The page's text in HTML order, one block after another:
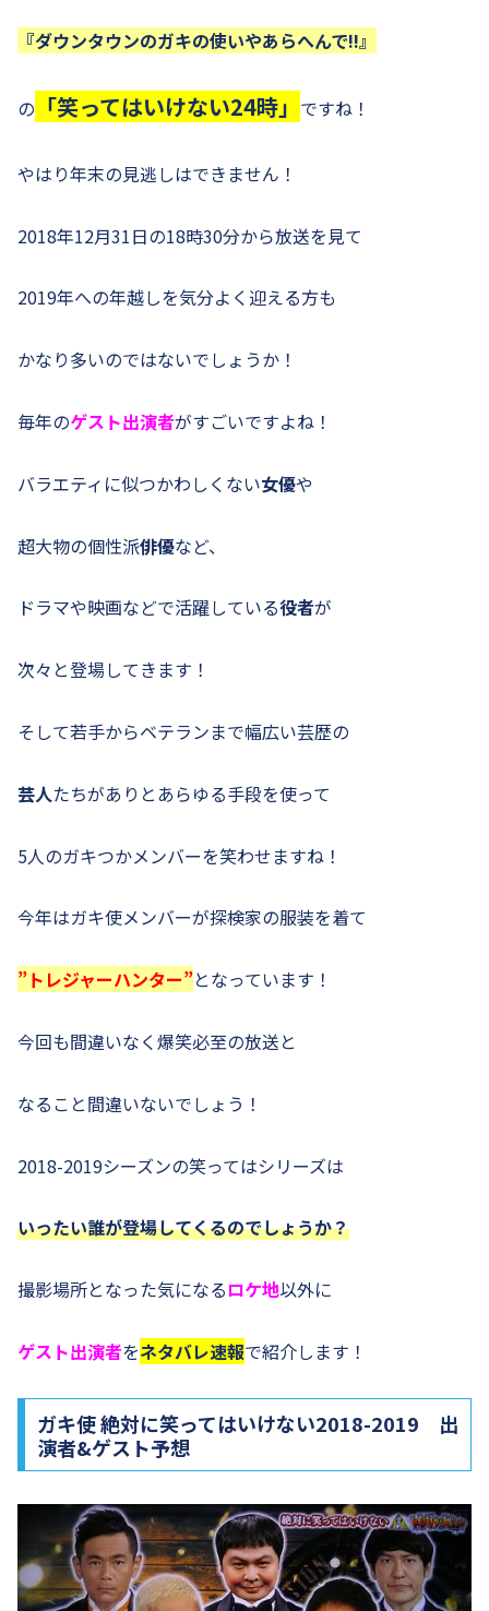
『ダウンタウンのガキの使いやあらへんで!!』
の 「笑ってはいけない24時」 ですね！
やはり年末の見逃しはできません！
2018年12月31日の18時30分から放送を見て
2019年への年越しを気分よく迎える方も
かなり多いのではないでしょうか！
毎年のゲスト出演者がすごいですよね！
バラエティに似つかわしくない女優や
超大物の個性派俳優など、
ドラマや映画などで活躍している役者が
次々と登場してきます！
そして若手からベテランまで幅広い芸歴の
芸人たちがありとあらゆる手段を使って
5人のガキつかメンバーを笑わせますね！
今年はガキ使メンバーが探検家の服装を着て
”トレジャーハンター”となっています！
今回も間違いなく爆笑必至の放送と
なること間違いないでしょう！
2018-2019シーズンの笑ってはシリーズは
いったい誰が登場してくるのでしょうか？
撮影場所となった気になるロケ地以外に
ゲスト出演者をネタバレ速報で紹介します！
ガキ使 絶対に笑ってはいけない2018-2019 出
演者&ゲスト予想